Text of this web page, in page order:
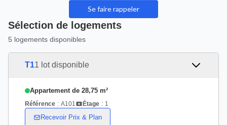
Se faire rappeler
Sélection de logements
5 logements disponibles
T11 lot disponible
Appartement de 28,75 m²
Référence : A101 Étage : 1
Recevoir Prix & Plan